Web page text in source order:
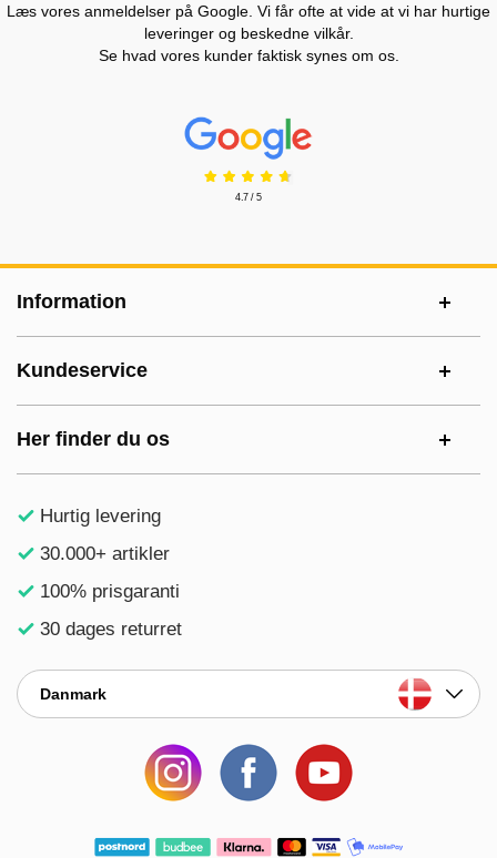
Læs vores anmeldelser på Google. Vi får ofte at vide at vi har hurtige
leveringer og beskedne vilkår.
Se hvad vores kunder faktisk synes om os.
Prisjakt Anmeldelser: 4.7 Stjerne
4.7 / 5
Information
Kundeservice
Her finder du os
Hurtig levering
30.000+ artikler
100% prisgaranti
30 dages returret
Danmark